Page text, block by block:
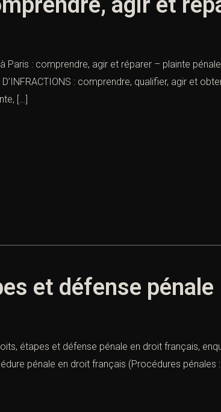
Paris : comprendre, agir et réparer – plainte
: comprendre, qualifier, agir et
[…]
et défense pénale
étapes et défense pénale en droit français,
pénale en droit français (Procédures pénales